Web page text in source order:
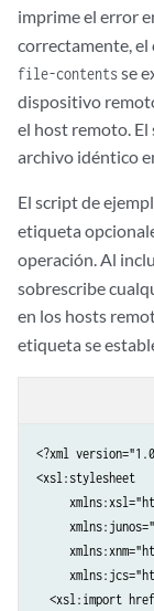
imprime el error
correctamente,
file-contentsse
dispositivo
el host remoto.
archivo idéntico
El script de
etiqueta
operación. Al
sobrescribe
en los hosts
etiqueta se
<?xml
<xsl:stylesheet
<xsl:import